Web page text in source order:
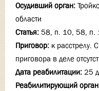
Осудивший орган:
области
Статья: 58, п. 10, 58, п.
Приговор: к расстрелу.
приговора в деле
Дата реабилитации: 25
Реабилитирующий